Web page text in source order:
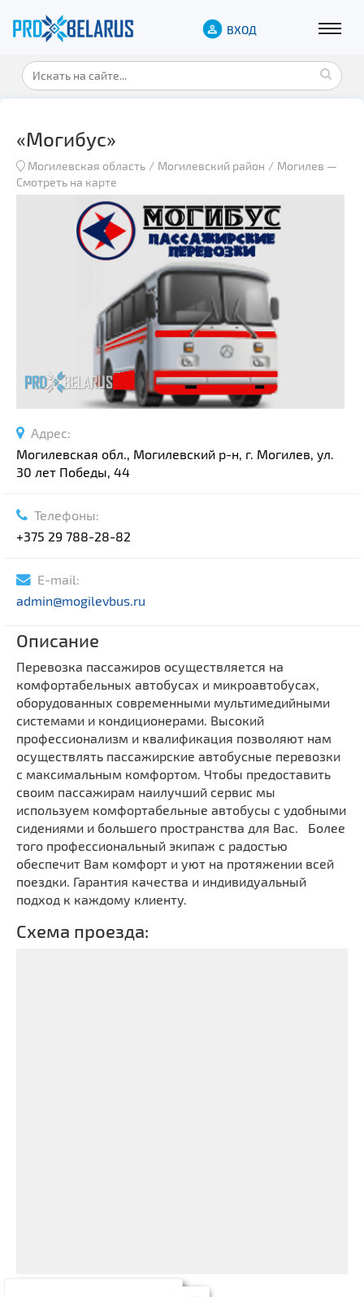
ВХОД
«Могибус»
Могилевская область Могилевский район Могилев —
Смотреть на карте
Адрес:
Могилевская обл., Могилевский р-н, г. Могилев, ул.
30 лет Победы, 44
Телефоны:
+375 29 788-28-82
E-mail:
admin@mogilevbus.ru
Описание
Перевозка пассажиров осуществляется на
комфортабельных автобусах и микроавтобусах,
оборудованных современными мультимедийными
системами и кондиционерами. Высокий
профессионализм и квалификация позволяют нам
осуществлять пассажирские автобусные перевозки
с максимальным комфортом. Чтобы предоставить
своим пассажирам наилучший сервис мы
используем комфортабельные автобусы с удобными
сидениями и большего пространства для Вас. Более
того профессиональный экипаж с радостью
обеспечит Вам комфорт и уют на протяжении всей
поездки. Гарантия качества и индивидуальный
подход к каждому клиенту.
Схема проезда: